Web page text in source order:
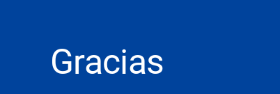
Gracias